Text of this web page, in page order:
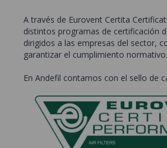
A través de Eurovent Certita
distintos programas de certificación
dirigidos a las empresas del sector,
garantizar el cumplimiento normativo.
En Andefil contamos con el sello de